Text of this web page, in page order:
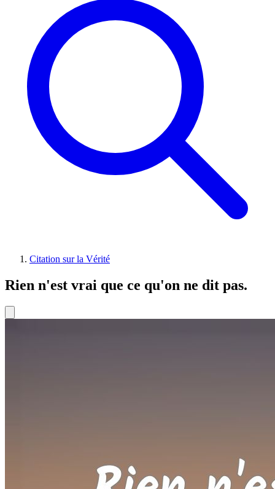
Citation sur la Vérité
Rien n'est vrai que ce qu'on ne dit pas.